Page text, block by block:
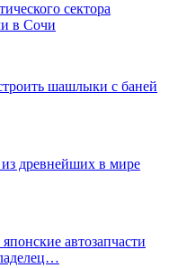
сектора
в Сочи
шашлыки с баней
древнейших в мире
автозапчасти